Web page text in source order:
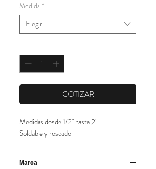
Medida *
Elegir
COTIZAR
Medidas desde 1/2" hasta 2"
Soldable y roscado
Marca